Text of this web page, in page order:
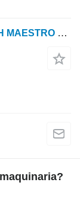
Horsch Grain attachment for the HORSH MAESTRO seeder with disc-anker co